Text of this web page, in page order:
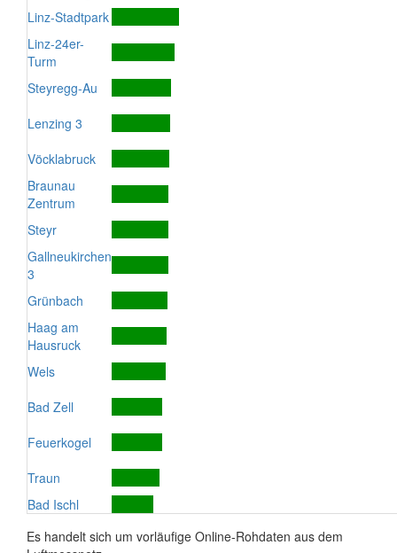
Linz-Stadtpark
Linz-24er-
Turm
Steyregg-Au
Lenzing 3
Vöcklabruck
Braunau
Zentrum
Steyr
Gallneukirchen
3
Grünbach
Haag am
Hausruck
Wels
Bad Zell
Feuerkogel
Traun
Bad Ischl
Es handelt sich um vorläufige Online-Rohdaten aus dem